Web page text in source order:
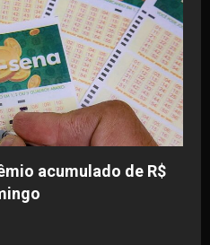
acumulado de R$